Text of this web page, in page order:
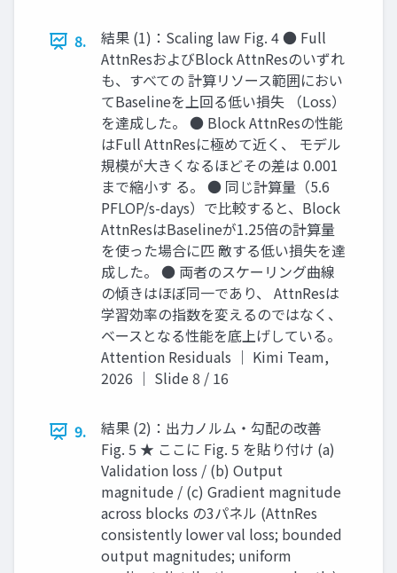
8.
結果 (1)：Scaling law Fig. 4 ● Full
AttnResおよびBlock AttnResのいずれ
も、すべての 計算リソース範囲におい
てBaselineを上回る低い損失 （Loss）
を達成した。 ● Block AttnResの性能
はFull AttnResに極めて近く、 モデル
規模が大きくなるほどその差は 0.001
まで縮小す る。 ● 同じ計算量（5.6
PFLOP/s-days）で比較すると、Block
AttnResはBaselineが1.25倍の計算量
を使った場合に匹 敵する低い損失を達
成した。 ● 両者のスケーリング曲線
の傾きはほぼ同一であり、 AttnResは
学習効率の指数を変えるのではなく、
ベースとなる性能を底上げしている。
Attention Residuals ｜ Kimi Team,
2026 ｜ Slide 8 / 16
9.
結果 (2)：出力ノルム・勾配の改善
Fig. 5 ★ ここに Fig. 5 を貼り付け (a)
Validation loss / (b) Output
magnitude / (c) Gradient magnitude
across blocks の3パネル (AttnRes
consistently lower val loss; bounded
output magnitudes; uniform